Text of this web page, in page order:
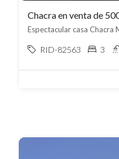
Chacra en venta de
Espectacular casa Chacra
RID-82563 3